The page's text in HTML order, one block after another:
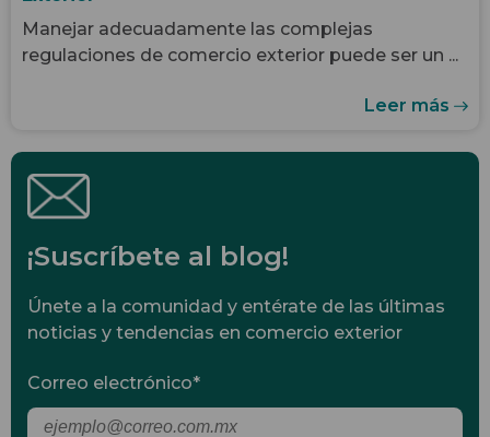
Manejar adecuadamente las complejas
regulaciones de comercio exterior puede ser un ...
Leer más
¡Suscríbete al blog!
Únete a la comunidad y entérate de las últimas
noticias y tendencias en comercio exterior
Correo electrónico*